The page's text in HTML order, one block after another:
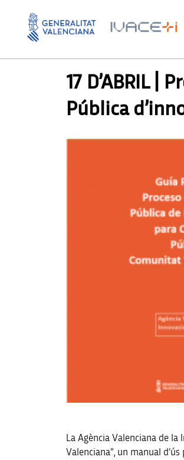
UNCATEGORIZED @CA
17 D’ABRIL |
Pública
La Agència Valenciana de
Valenciana”, un manual